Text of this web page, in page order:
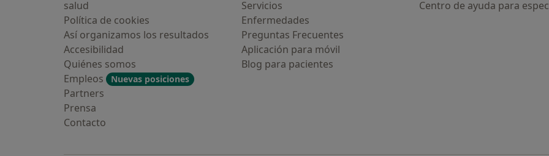
salud
Política de cookies
Así organizamos los resultados
Accesibilidad
Quiénes somos
Empleos
Nuevas posiciones
Partners
Prensa
Contacto
Servicios
Enfermedades
Preguntas Frecuentes
Aplicación para móvil
Blog para pacientes
Centro de ayuda para